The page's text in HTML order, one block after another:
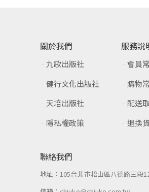
關於我們
九歌出版社
健行文化出版社
天培出版社
隱私權政策
服務說
會員
購物
配送
退換
聯絡我們
地址：105台北市松山區八德路三段